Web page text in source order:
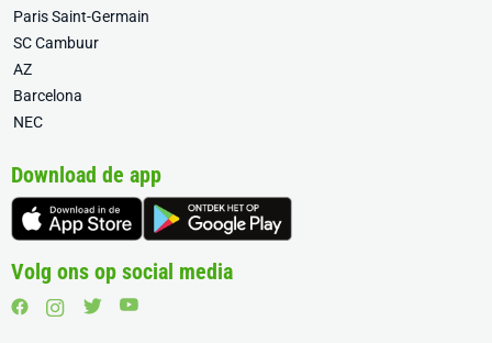
Paris Saint-Germain
SC Cambuur
AZ
Barcelona
NEC
Download de app
Volg ons op social media